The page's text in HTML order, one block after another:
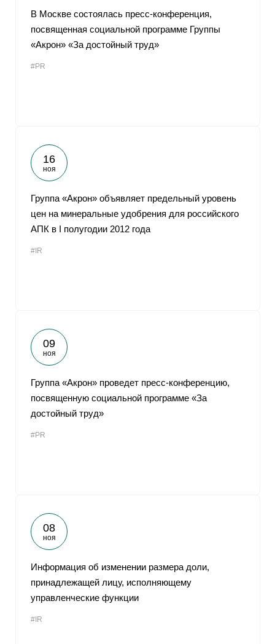
В Москве состоялась пресс-конференция,
посвященная социальной программе Группы
«Акрон» «За достойный труд»
#PR
16
ноя
Группа «Акрон» объявляет предельный уровень
цен на минеральные удобрения для российского
АПК в I полугодии 2012 года
#IR
09
ноя
Группа «Акрон» проведет пресс-конференцию,
посвященную социальной программе «За
достойный труд»
#PR
08
ноя
Информация об изменении размера доли,
принадлежащей лицу, исполняющему
управленческие функции
#IR